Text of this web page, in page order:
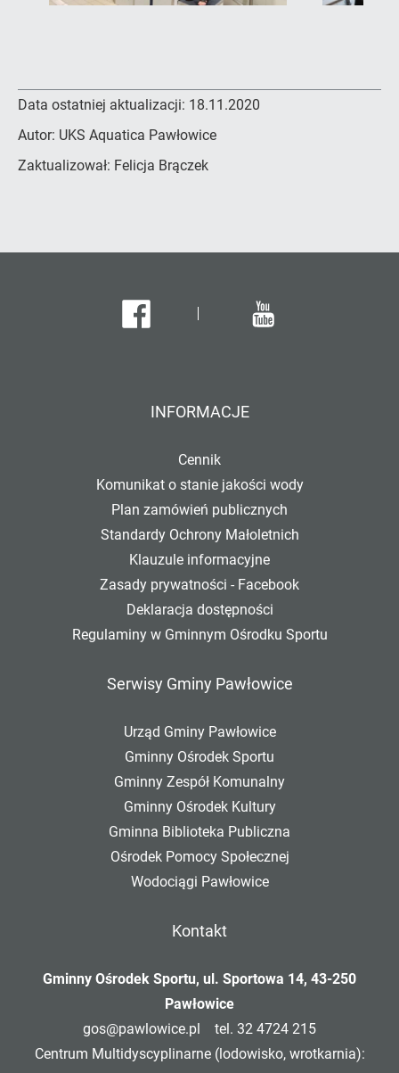
Data ostatniej aktualizacji: 18.11.2020
Autor: UKS Aquatica Pawłowice
Zaktualizował: Felicja Brączek
Facebook Youtube
INFORMACJE
Cennik
Komunikat o stanie jakości wody
Plan zamówień publicznych
Standardy Ochrony Małoletnich
Klauzule informacyjne
Zasady prywatności - Facebook
Deklaracja dostępności
Regulaminy w Gminnym Ośrodku Sportu
Serwisy Gminy Pawłowice
Urząd Gminy Pawłowice
Gminny Ośrodek Sportu
Gminny Zespół Komunalny
Gminny Ośrodek Kultury
Gminna Biblioteka Publiczna
Ośrodek Pomocy Społecznej
Wodociągi Pawłowice
Kontakt
Gminny Ośrodek Sportu, ul. Sportowa 14, 43-250
Pawłowice
gos@pawlowice.pl tel. 32 4724 215
Centrum Multidyscyplinarne (lodowisko, wrotkarnia):